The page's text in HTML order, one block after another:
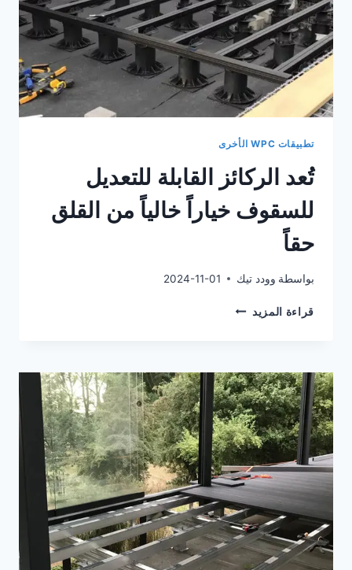
الطلق
تطبيقات WPC الأخرى
تُعد الركائز القابلة للتعديل
للسقوف خياراً خالياً من القلق
حقاً
بواسطة وودد تيك 2024-11-01
قراءة المزيد تُعد
للسقوف
خياراً
خالياً
من
القلق
حقاً